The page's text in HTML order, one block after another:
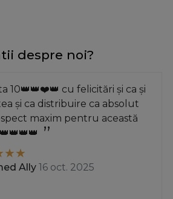
despre noi?
10👑👑❤️👑 cu felicitări și ca și
și ca distribuire ca absolut
maxim pentru această
Ally 16 oct. 2025